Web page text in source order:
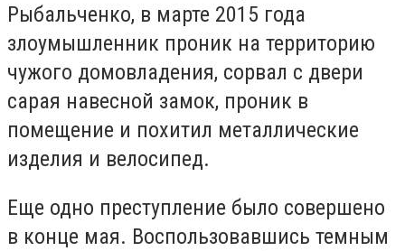
Рыбальченко, в марте 2015 года
злоумышленник проник на территорию
чужого домовладения, сорвал с двери
сарая навесной замок, проник в
помещение и похитил металлические
изделия и велосипед.
Еще одно преступление было совершено
в конце мая. Воспользовавшись темным